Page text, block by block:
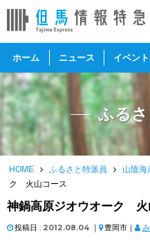
ホーム ニュース イベント
ふる
HOME ふるさと特派員 山陰海
ク 火山コース
神鍋高原ジオウオーク 火
投稿日 : 2012.08.04 ｜ 豊岡市｜